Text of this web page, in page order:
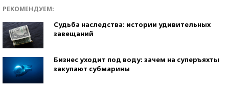
РЕКОМЕНДУЕМ:
Судьба наследства: истории удивительных
завещаний
Бизнес уходит под воду: зачем на суперъяхты
закупают субмарины